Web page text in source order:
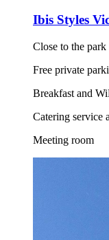
Ibis Styles
Close to the
Free private
Breakfast and
Catering service
Meeting room